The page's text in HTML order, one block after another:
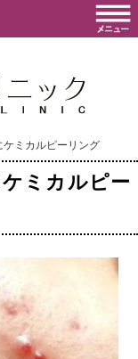
ミカルピーリング
ミカルピー